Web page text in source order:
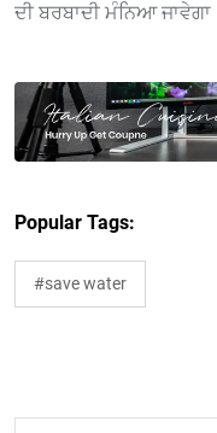
ਦੀ ਬਰਬਾਦੀ ਮੰਨਿਆ
Popular Tags:
#save water